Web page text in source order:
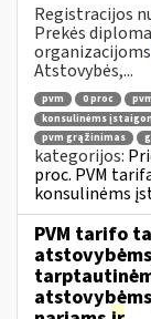
Registracijos
Prekės
organizacijoms
Atstovybės,...
pvm 0 proc
konsulinėms
pvm grąžinimas
kategorijos:
proc. PVM
konsulinėms
PVM tarifo